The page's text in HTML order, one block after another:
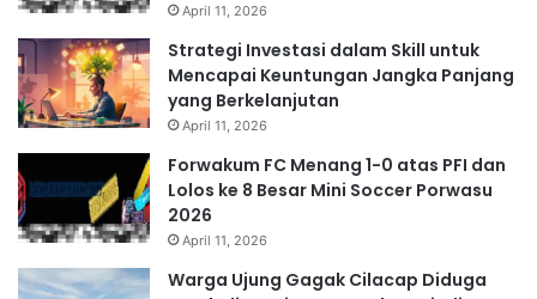
April 11, 2026
Strategi Investasi dalam Skill untuk
Mencapai Keuntungan Jangka Panjang
yang Berkelanjutan
April 11, 2026
Forwakum FC Menang 1-0 atas PFI dan
Lolos ke 8 Besar Mini Soccer Porwasu
2026
April 11, 2026
Warga Ujung Gagak Cilacap Diduga